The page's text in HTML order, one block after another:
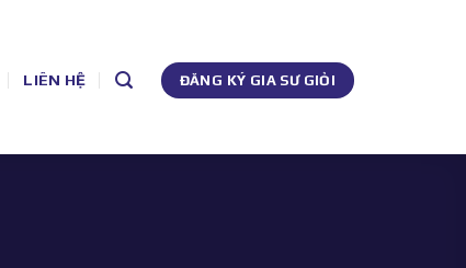
LIÊN HỆ ĐĂNG KÝ GIA SƯ GIỎI